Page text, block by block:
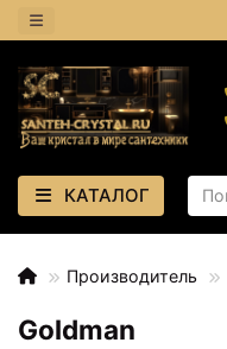
КАТАЛОГ
Производитель
Goldman